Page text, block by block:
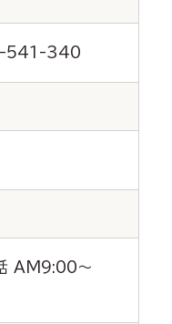
541-340
AM9:00～